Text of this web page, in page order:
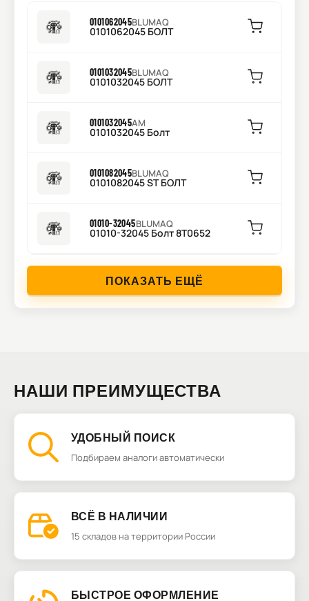
0101062045BLUMAQ
0101062045 БОЛТ
0101032045BLUMAQ
0101032045 БОЛТ
0101032045AM
0101032045 Болт
0101082045BLUMAQ
0101082045 ST БОЛТ
01010-32045BLUMAQ
01010-32045 Болт 8T0652
ПОКАЗАТЬ ЕЩЁ
НАШИ ПРЕИМУЩЕСТВА
УДОБНЫЙ ПОИСК
Подбираем аналоги автоматически
ВСЁ В НАЛИЧИИ
15 складов на территории России
БЫСТРОЕ ОФОРМЛЕНИЕ